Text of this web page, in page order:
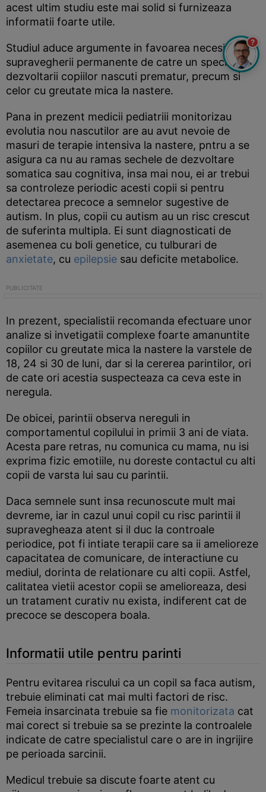
acest ultim studiu este mai solid si furnizeaza
informatii foarte utile.
Studiul aduce argumente in favoarea necesitatii
supravegherii permanente de catre un specialist a
dezvoltarii copiilor nascuti prematur, precum si
celor cu greutate mica la nastere.
Pana in prezent medicii pediatriii monitorizau
evolutia nou nascutilor are au avut nevoie de
masuri de terapie intensiva la nastere, pntru a se
asigura ca nu au ramas sechele de dezvoltare
somatica sau cognitiva, insa mai nou, ei ar trebui
sa controleze periodic acesti copii si pentru
detectarea precoce a semnelor sugestive de
autism. In plus, copii cu autism au un risc crescut
de suferinta multipla. Ei sunt diagnosticati de
asemenea cu boli genetice, cu tulburari de
anxietate, cu epilepsie sau deficite metabolice.
In prezent, specialistii recomanda efectuare unor
analize si invetigatii complexe foarte amanuntite
copiilor cu greutate mica la nastere la varstele de
18, 24 si 30 de luni, dar si la cererea parintilor, ori
de cate ori acestia suspecteaza ca ceva este in
neregula.
De obicei, parintii observa nereguli in
comportamentul copilului in primii 3 ani de viata.
Acesta pare retras, nu comunica cu mama, nu isi
exprima fizic emotiile, nu doreste contactul cu alti
copii de varsta lui sau cu parintii.
Daca semnele sunt insa recunoscute mult mai
devreme, iar in cazul unui copil cu risc parintii il
supravegheaza atent si il duc la controale
periodice, pot fi intiate terapii care sa ii amelioreze
capacitatea de comunicare, de interactiune cu
mediul, dorinta de relationare cu alti copii. Astfel,
calitatea vietii acestor copii se amelioreaza, desi
un tratament curativ nu exista, indiferent cat de
precoce se descopera boala.
Informatii utile pentru parinti
Pentru evitarea riscului ca un copil sa faca autism,
trebuie eliminati cat mai multi factori de risc.
Femeia insarcinata trebuie sa fie monitorizata cat
mai corect si trebuie sa se prezinte la controalele
indicate de catre specialistul care o are in ingrijire
pe perioada sarcinii.
Medicul trebuie sa discute foarte atent cu
?